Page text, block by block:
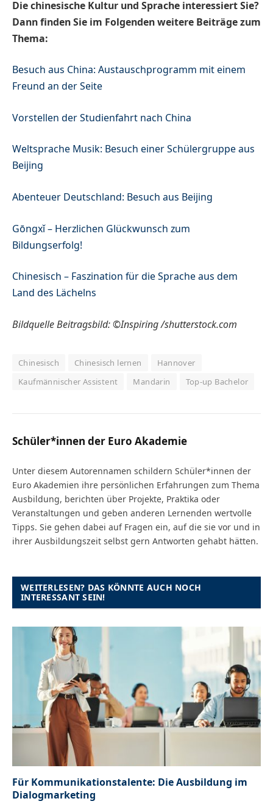
Die chinesische Kultur und Sprache interessiert Sie?
Dann finden Sie im Folgenden weitere Beiträge zum
Thema:
Besuch aus China: Austauschprogramm mit einem
Freund an der Seite
Vorstellen der Studienfahrt nach China
Weltsprache Musik: Besuch einer Schülergruppe aus
Beijing
Abenteuer Deutschland: Besuch aus Beijing
Gōngxǐ – Herzlichen Glückwunsch zum
Bildungserfolg!
Chinesisch – Faszination für die Sprache aus dem
Land des Lächelns
Bildquelle Beitragsbild: ©Inspiring /shutterstock.com
Chinesisch Chinesisch lernen
Hannover
Kaufmännischer Assistent
Mandarin Top-up Bachelor
Schüler*innen der Euro Akademie
Unter diesem Autorennamen schildern Schüler*innen der
Euro Akademien ihre persönlichen Erfahrungen zum Thema
Ausbildung, berichten über Projekte, Praktika oder
Veranstaltungen und geben anderen Lernenden wertvolle
Tipps. Sie gehen dabei auf Fragen ein, auf die sie vor und in
ihrer Ausbildungszeit selbst gern Antworten gehabt hätten.
WEITERLESEN? DAS KÖNNTE AUCH NOCH
INTERESSANT SEIN!
Für Kommunikationstalente: Die Ausbildung im
Dialogmarketing